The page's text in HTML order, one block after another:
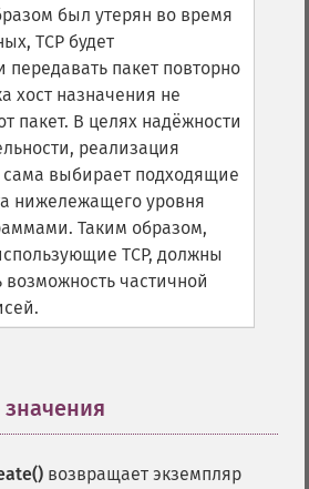
был утерян во время
TCP будет
передавать пакет повторно
хост назначения не
пакет. В целях надёжности
реализация
сама выбирает подходящие
нижележащего уровня
Таким образом,
TCP, должны
возможность частичной
возвращает экземпляр